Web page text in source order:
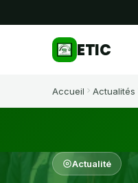
ETIC
Accueil Actualités
Actualité